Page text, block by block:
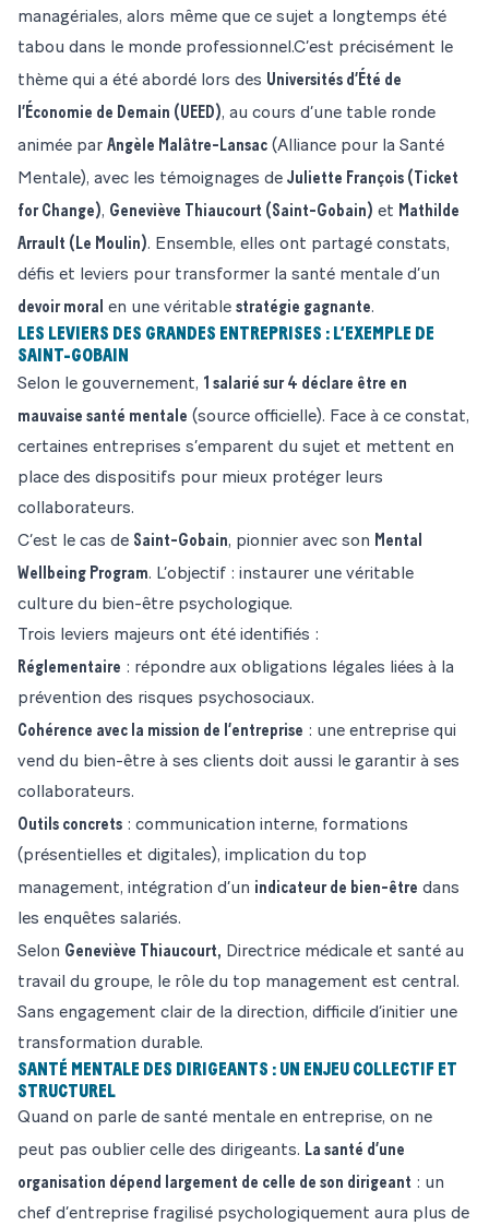
managériales, alors même que ce sujet a longtemps été
tabou dans le monde professionnel.C’est précisément le
thème qui a été abordé lors des Universités d’Été de
l’Économie de Demain (UEED), au cours d’une table ronde
animée par Angèle Malâtre-Lansac (Alliance pour la Santé
Mentale), avec les témoignages de Juliette François (Ticket
for Change), Geneviève Thiaucourt (Saint-Gobain) et Mathilde
Arrault (Le Moulin). Ensemble, elles ont partagé constats,
défis et leviers pour transformer la santé mentale d’un
devoir moral en une véritable stratégie gagnante.
LES LEVIERS DES GRANDES ENTREPRISES : L’EXEMPLE DE
SAINT-GOBAIN
Selon le gouvernement, 1 salarié sur 4 déclare être en
mauvaise santé mentale (source officielle). Face à ce constat,
certaines entreprises s’emparent du sujet et mettent en
place des dispositifs pour mieux protéger leurs
collaborateurs.
C’est le cas de Saint-Gobain, pionnier avec son Mental
Wellbeing Program. L’objectif : instaurer une véritable
culture du bien-être psychologique.
Trois leviers majeurs ont été identifiés :
Réglementaire : répondre aux obligations légales liées à la
prévention des risques psychosociaux.
Cohérence avec la mission de l’entreprise : une entreprise qui
vend du bien-être à ses clients doit aussi le garantir à ses
collaborateurs.
Outils concrets : communication interne, formations
(présentielles et digitales), implication du top
management, intégration d’un indicateur de bien-être dans
les enquêtes salariés.
Selon Geneviève Thiaucourt, Directrice médicale et santé au
travail du groupe, le rôle du top management est central.
Sans engagement clair de la direction, difficile d’initier une
transformation durable.
SANTÉ MENTALE DES DIRIGEANTS : UN ENJEU COLLECTIF ET
STRUCTUREL
Quand on parle de santé mentale en entreprise, on ne
peut pas oublier celle des dirigeants. La santé d’une
organisation dépend largement de celle de son dirigeant : un
chef d’entreprise fragilisé psychologiquement aura plus de